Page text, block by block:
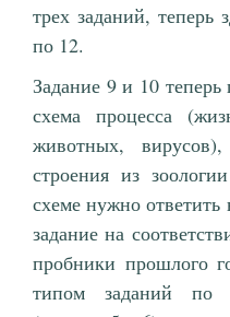
трех заданий, теперь
по 12.
Задание 9 и 10
схема процесса
животных,
строения из
схеме нужно
задание на
пробники прошлого
типом заданий по